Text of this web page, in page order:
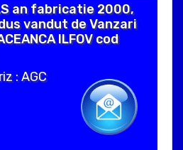
an fabricatie 2000,
vandut de Vanzari
ILFOV cod
: AGC